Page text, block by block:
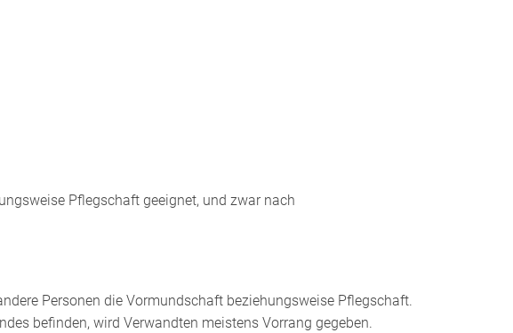
Pflegschaft geeignet, und zwar nach
Personen die Vormundschaft beziehungsweise Pflegschaft.
befinden, wird Verwandten meistens Vorrang gegeben.